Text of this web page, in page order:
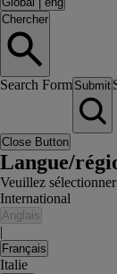
Chercher
Search Form Submit
Close Button
Langue/
Veuillez
International
Anglais
|
Français
Italie